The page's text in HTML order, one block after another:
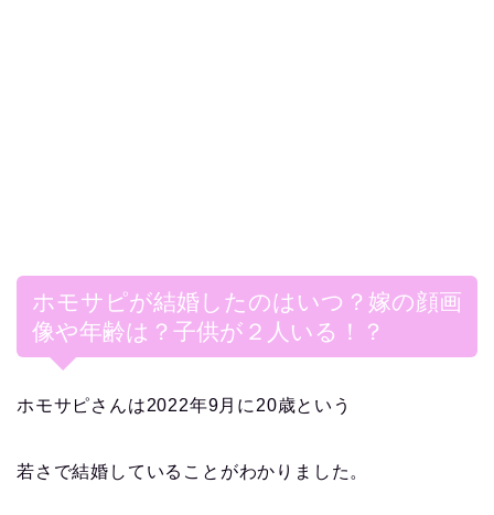
ホモサピが結婚したのはいつ？嫁の顔画
像や年齢は？子供が２人いる！？
ホモサピさんは2022年9月に20歳という
若さで結婚していることがわかりました。